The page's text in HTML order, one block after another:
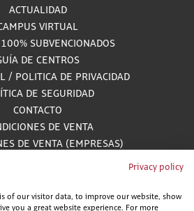
ACTUALIDAD
VIRTUAL
SUBVENCIONADOS
DE CENTROS
/ POLITICA DE PRIVACIDAD
DE SEGURIDAD
CONTACTO
DE VENTA
DE VENTA (EMPRESAS)
Privacy policy
of our visitor data, to improve our website, show
you a great website experience. For more